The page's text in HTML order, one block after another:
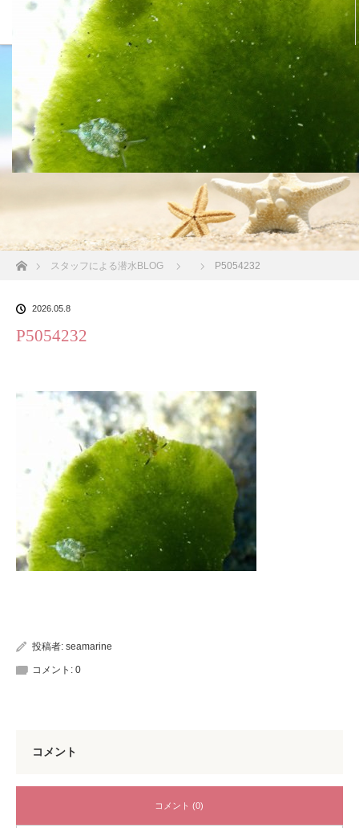
沖縄の海 BLOG
ホームスタッフによる潜水BLOG P5054232
2026.05.8
P5054232
投稿者: seamarine
コメント: 0
コメント
コメント (0)